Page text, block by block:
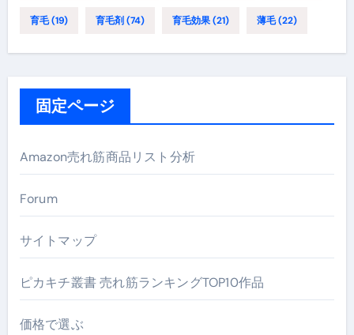
育毛(19) 育毛剤 (74) 育毛効果(21) 薄毛(22)
固定ページ
Amazon売れ筋商品リスト分析
Forum
サイトマップ
ピカキチ叢書 売れ筋ランキングTOP10作品
価格で選ぶ